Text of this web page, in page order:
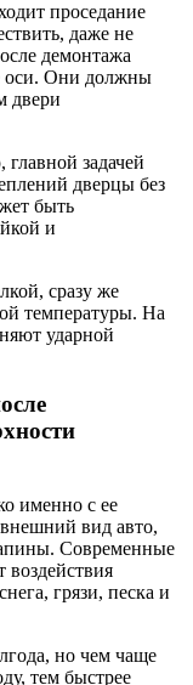
проседание
даже не
демонтажа
оси. Они должны
двери
задачей
дверцы без
быть
и
сразу же
температуры. На
ударной
именно с ее
вид авто,
Современные
грязи, песка и
но чем чаще
тем быстрее